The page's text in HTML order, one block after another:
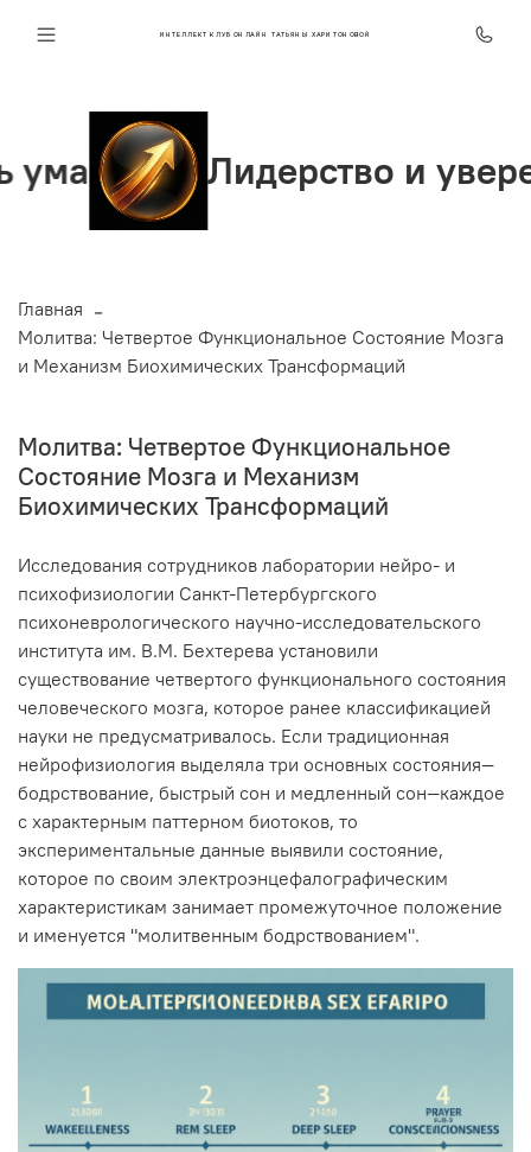
ИНТЕЛЛЕКТ КЛУБ ОНЛАЙН ТАТЬЯНЫ ХАРИТОНОВОЙ
Лидерство и уверенность
Главная
Молитва: Четвертое Функциональное Состояние Мозга
и Механизм Биохимических Трансформаций
Молитва: Четвертое Функциональное
Состояние Мозга и Механизм
Биохимических Трансформаций
Исследования сотрудников лаборатории нейро- и
психофизиологии Санкт-Петербургского
психоневрологического научно-исследовательского
института им. В.М. Бехтерева установили
существование четвертого функционального состояния
человеческого мозга, которое ранее классификацией
науки не предусматривалось. Если традиционная
нейрофизиология выделяла три основных состояния—
бодрствование, быстрый сон и медленный сон—каждое
с характерным паттерном биотоков, то
экспериментальные данные выявили состояние,
которое по своим электроэнцефалографическим
характеристикам занимает промежуточное положение
и именуется "молитвенным бодрствованием".